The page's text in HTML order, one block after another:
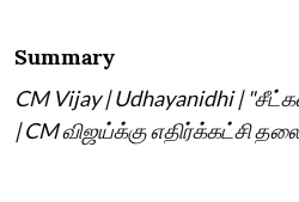
Summary
CM Vijay | Udhayanidhi |
| CM விஜய்க்கு எதிர்க்கட்சி